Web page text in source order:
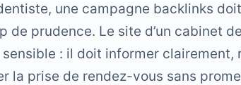
une campagne backlinks
de prudence. Le site d’un cabinet
: il doit informer clairement,
la prise de rendez-vous sans